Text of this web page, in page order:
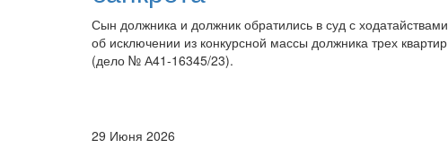
Сын должника и должник обратились в суд с ходатайствами
об исключении из конкурсной массы должника трех квартир
(дело № А41-16345/23).
29 Июня 2026